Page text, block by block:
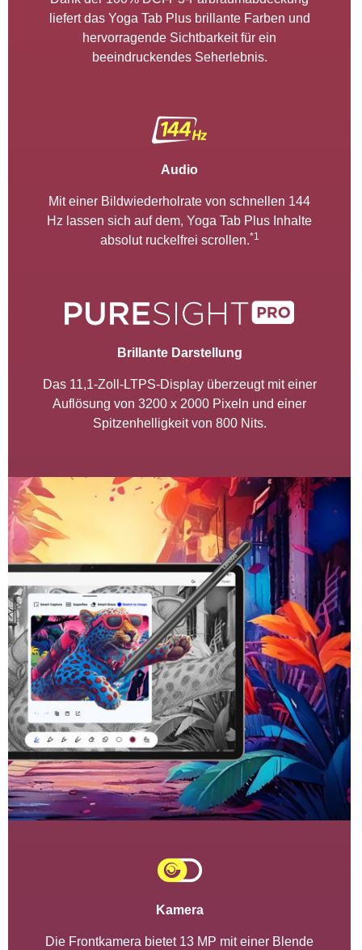
liefert das Yoga Tab Plus brillante Farben und
hervorragende Sichtbarkeit für ein
beeindruckendes Seherlebnis.
Audio
Mit einer Bildwiederholrate von schnellen 144
Hz lassen sich auf dem, Yoga Tab Plus Inhalte
absolut ruckelfrei scrollen.*1
Brillante Darstellung
Das 11,1-Zoll-LTPS-Display überzeugt mit einer
Auflösung von 3200 x 2000 Pixeln und einer
Spitzenhelligkeit von 800 Nits.
Kamera
Die Frontkamera bietet 13 MP mit einer Blende